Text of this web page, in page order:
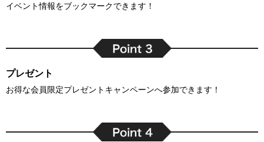
イベント情報をブックマークできます！
プレゼント
お得な会員限定プレゼントキャンペーンへ参加できます！